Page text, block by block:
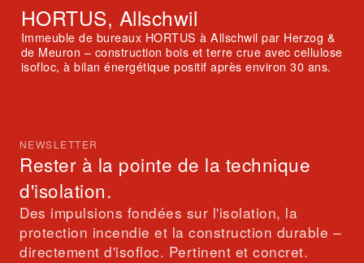
HORTUS, Allschwil
Immeuble de bureaux HORTUS à Allschwil par Herzog &
de Meuron – construction bois et terre crue avec cellulose
isofloc, à bilan énergétique positif après environ 30 ans.
NEWSLETTER
Rester à la pointe de la technique
d'isolation.
Des impulsions fondées sur l'isolation, la
protection incendie et la construction durable –
directement d'isofloc. Pertinent et concret.